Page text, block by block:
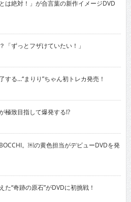
絶対！」が合言葉の新作イメージDVD
ずっとフザけていたい！」
る…“まりり”ちゃん初トレカ発売！
致目指して爆発する!?
。￼の黄色担当がデビューDVDを発
“奇跡の原石”がDVDに初挑戦！